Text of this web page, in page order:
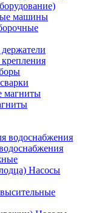
машины
магниты
Насосы